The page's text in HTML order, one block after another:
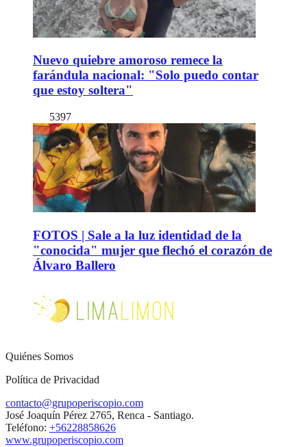
Nuevo quiebre amoroso remece la
farándula nacional: "Solo puedo contar
que estoy soltera"
5397
FOTOS | Sale a la luz identidad de la
"conocida" mujer que flechó el corazón de
Álvaro Ballero
Quiénes Somos
Política de Privacidad
contacto@grupoperiscopio.com
José Joaquín Pérez 2765, Renca - Santiago.
Teléfono: +56228858626
www.grupoperiscopio.com